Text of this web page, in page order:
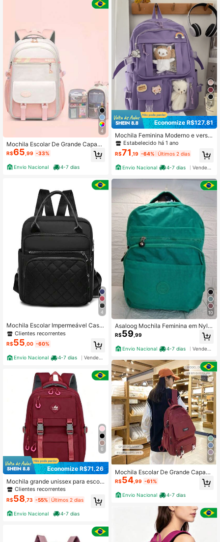
4
Mochila Escolar De Grande Capaci
dade Para Estudante Feminina lmpe
rmeável
R$65 ,99 -33%
Envio Nacional 4-7 dias
4
Mochila Escolar Impermeável Casu
al Feminina Masculina Moda Corea
Clientes recorrentes
R$55,00 -60%
Envio Nacional 4-7 dias
6
Economize R$71,26
Mochila grande unissex para escola
Nylon impermeável com pompom
Clientes recorrentes
R$58 ,73 -55% Últimos 2 dias
Envio Nacional 4-7 dias
7
Economize R$127,81
Mochila Feminina Moderno e versát
il Escolar Passeio Coreano Grande
Capacidade Com Chaveiro Imperm
eável
Estabelecido há 1 ano
R$71 ,19 -64% Últimos 2 dias
Envio Nacional 4-7 dias
10
Asaloog Mochila Feminina em Nylo
n dia a dia Ref: W231
R$59 ,99
Envio Nacional 4-7 dias
6
Mochila Escolar De Grande Capaci
dade Para Mulheres Estudantes Nyl
on impermeável
R$54 ,99 -61%
Envio Nacional 4-7 dias